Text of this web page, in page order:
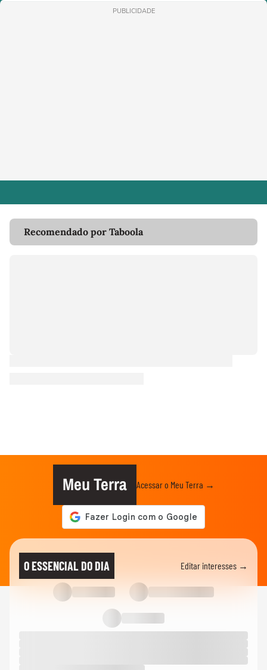
PUBLICIDADE
Recomendado por Taboola
Meu Terra Acessar o Meu Terra →
O ESSENCIAL DO DIA Editar interesses →